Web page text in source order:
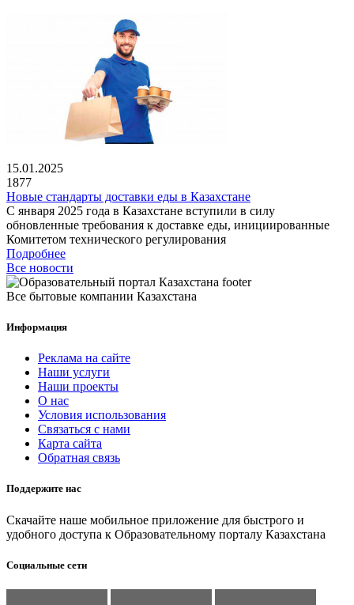
15.01.2025
1877
Новые стандарты доставки еды в Казахстане
С января 2025 года в Казахстане вступили в силу
обновленные требования к доставке еды, инициированные
Комитетом технического регулирования
Подробнее
Все новости
Все бытовые компании Казахстана
Информация
Реклама на сайте
Наши услуги
Наши проекты
О нас
Условия использования
Связаться с нами
Карта сайта
Обратная связь
Поддержите нас
Скачайте наше мобильное приложение для быстрого и
удобного доступа к Образовательному порталу Казахстана
Социальные сети